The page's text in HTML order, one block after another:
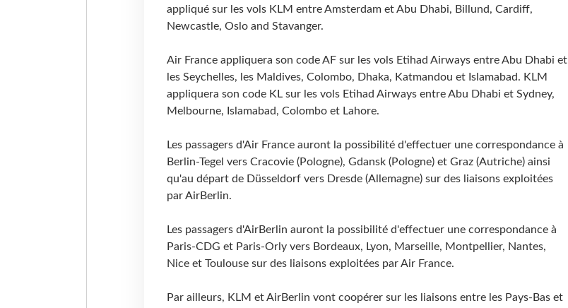
appliqué sur les vols KLM entre Amsterdam et Abu Dhabi, Billund, Cardiff,
Newcastle, Oslo and Stavanger.
Air France appliquera son code AF sur les vols Etihad Airways entre Abu Dhabi et
les Seychelles, les Maldives, Colombo, Dhaka, Katmandou et Islamabad. KLM
appliquera son code KL sur les vols Etihad Airways entre Abu Dhabi et Sydney,
Melbourne, Islamabad, Colombo et Lahore.
Les passagers d'Air France auront la possibilité d'effectuer une correspondance à
Berlin-Tegel vers Cracovie (Pologne), Gdansk (Pologne) et Graz (Autriche) ainsi
qu'au départ de Düsseldorf vers Dresde (Allemagne) sur des liaisons exploitées
par AirBerlin.
Les passagers d'AirBerlin auront la possibilité d'effectuer une correspondance à
Paris-CDG et Paris-Orly vers Bordeaux, Lyon, Marseille, Montpellier, Nantes,
Nice et Toulouse sur des liaisons exploitées par Air France.
Par ailleurs, KLM et AirBerlin vont coopérer sur les liaisons entre les Pays-Bas et